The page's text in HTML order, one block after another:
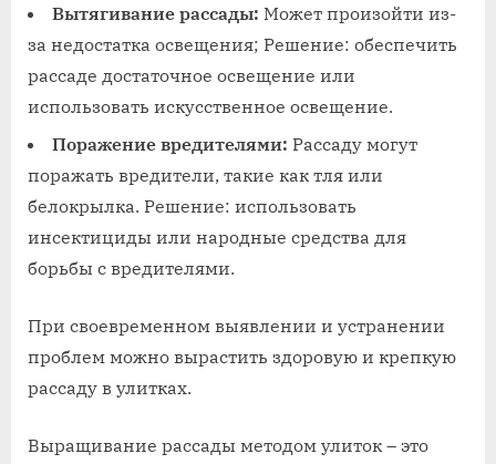
Вытягивание рассады: Может произойти из-
за недостатка освещения; Решение: обеспечить
рассаде достаточное освещение или
использовать искусственное освещение.
Поражение вредителями: Рассаду могут
поражать вредители, такие как тля или
белокрылка. Решение: использовать
инсектициды или народные средства для
борьбы с вредителями.
При своевременном выявлении и устранении
проблем можно вырастить здоровую и крепкую
рассаду в улитках.
Выращивание рассады методом улиток – это